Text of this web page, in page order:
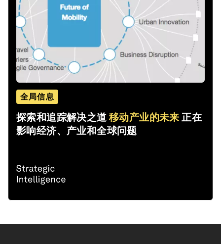
全局信息
探索和追踪解决之道 移动产业的未来 正在
影响经济、产业和全球问题